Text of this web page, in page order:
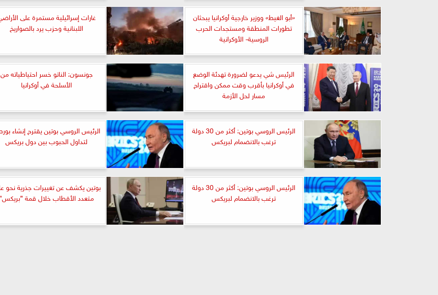
«أبو الغيط» ووزير خارجية أوكرانيا يبحثان
تطورات المنطقة ومستجدات الحرب
الروسية- الأوكرانية
غارات إسرائيلية مستمرة على
اللبنانية وحزب يرد بالصواريخ
الرئيس شي يدعو لضرورة تهدئة الوضع
في أوكرانيا بأقرب وقت ممكن واقتراح
مسار لحل الأزمة
جونسون: الناتو خسر احتياطياته من
الأسلحة في أوكرانيا
الرئيس الروسي بوتين: أكثر من 30 دولة
ترغب بالانضمام لبريكس
الرئيس الروسي بوتين يقترح إنشاء
لتداول الحبوب بين دول بريكس
الرئيس الروسي بوتين: أكثر من 30 دولة
ترغب بالانضمام لبريكس
بوتين يكشف عن تغييرات جذرية نحو
متعدد الأقطاب خلال قمة